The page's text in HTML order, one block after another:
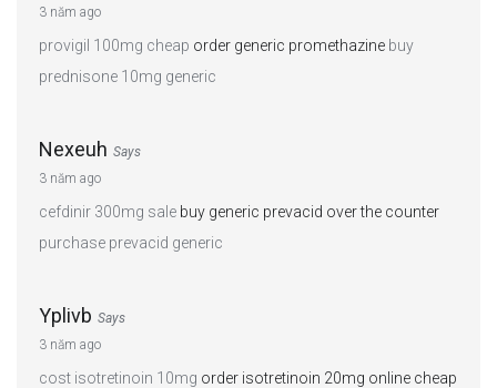
3 năm ago
provigil 100mg cheap order generic promethazine buy
prednisone 10mg generic
Nexeuh Says
3 năm ago
cefdinir 300mg sale buy generic prevacid over the counter
purchase prevacid generic
Yplivb Says
3 năm ago
cost isotretinoin 10mg order isotretinoin 20mg online cheap